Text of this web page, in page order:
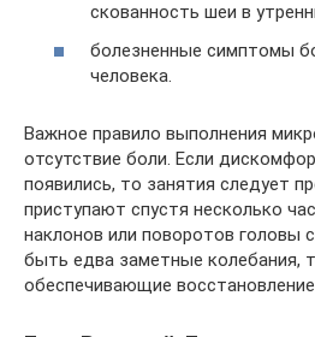
скованность шеи в
болезненные симптомы
человека.
Важное правило выполнения
отсутствие боли. Если
появились, то занятия следует
приступают спустя несколько
наклонов или поворотов
быть едва заметные колебания,
обеспечивающие